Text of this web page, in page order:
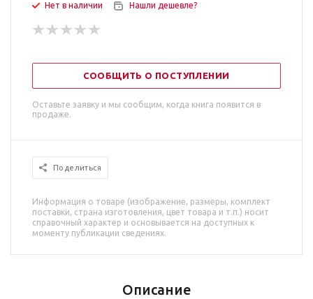
Нет в наличии Нашли дешевле?
СООБЩИТЬ О ПОСТУПЛЕНИИ
Оставьте заявку и мы сообщим, когда книга появится в
продаже.
Поделиться
Информация о товаре (изображение, размеры, комплект
поставки, страна изготовления, цвет товара и т.п.) носит
справочный характер и основывается на доступных к
моменту публикации сведениях.
Описание